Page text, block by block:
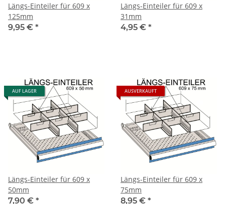
Längs-Einteiler für 609 x
125mm
9,95 € *
Längs-Einteiler für 609 x
31mm
4,95 € *
AUF LAGER
Längs-Einteiler für 609 x
50mm
7,90 € *
AUSVERKAUFT
Längs-Einteiler für 609 x
75mm
8,95 € *